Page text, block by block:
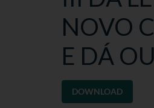
NOVO
E DÁ
DOWNLOAD